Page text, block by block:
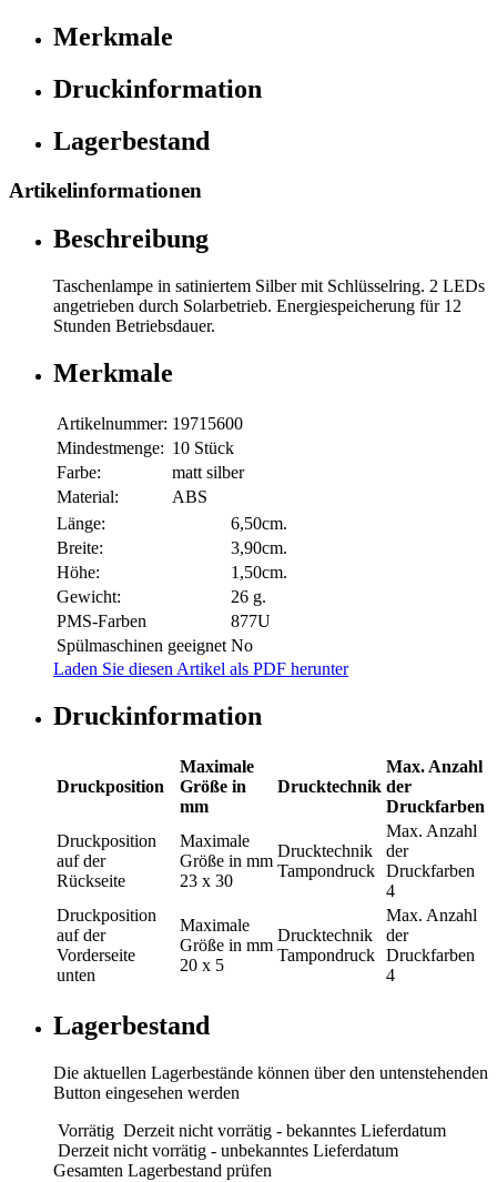
Merkmale
Druckinformation
Lagerbestand
Artikelinformationen
Beschreibung
Taschenlampe in satiniertem Silber mit Schlüsselring. 2 LEDs
angetrieben durch Solarbetrieb. Energiespeicherung für 12
Stunden Betriebsdauer.
Merkmale
Artikelnummer: 19715600
Mindestmenge: 10 Stück
Farbe:
matt silber
Material:
ABS
Länge:
6,50cm.
Breite:
3,90cm.
Höhe:
1,50cm.
Gewicht:
26 g.
PMS-Farben
877U
Spülmaschinen geeignet No
Laden Sie diesen Artikel als PDF herunter
Druckinformation
Druckposition
Maximale
Größe in
mm
Drucktechnik
Max. Anzahl
der
Druckfarben
Druckposition
auf der
Rückseite
Maximale
Größe in mm
23 x 30
Drucktechnik
Tampondruck
Max. Anzahl
der
Druckfarben
4
Druckposition
auf der
Vorderseite
unten
Maximale
Größe in mm
20 x 5
Drucktechnik
Tampondruck
Max. Anzahl
der
Druckfarben
4
Lagerbestand
Die aktuellen Lagerbestände können über den untenstehenden
Button eingesehen werden
Vorrätig Derzeit nicht vorrätig - bekanntes Lieferdatum
Derzeit nicht vorrätig - unbekanntes Lieferdatum
Gesamten Lagerbestand prüfen